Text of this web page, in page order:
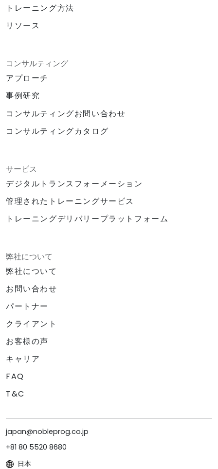
トレーニング方法
リソース
コンサルティング
アプローチ
事例研究
コンサルティングお問い合わせ
コンサルティングカタログ
サービス
デジタルトランスフォーメーション
管理されたトレーニングサービス
トレーニングデリバリープラットフォーム
弊社について
弊社について
お問い合わせ
パートナー
クライアント
お客様の声
キャリア
FAQ
T&C
japan@nobleprog.co.jp
+81 80 5520 8680
日本